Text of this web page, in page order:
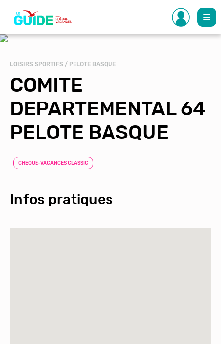
contenu
principal
LOISIRS SPORTIFS / PELOTE BASQUE
COMITE
DEPARTEMENTAL 64
PELOTE BASQUE
CHEQUE-VACANCES CLASSIC
Infos pratiques